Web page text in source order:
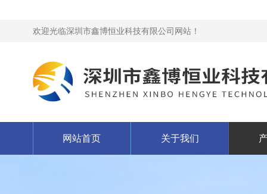
欢迎光临深圳市鑫博恒业科技有限公司网站！
网站首页 关于我们